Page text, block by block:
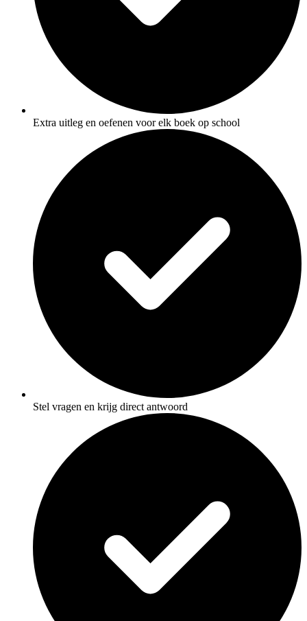
Extra uitleg en oefenen voor elk boek op school
Stel vragen en krijg direct antwoord